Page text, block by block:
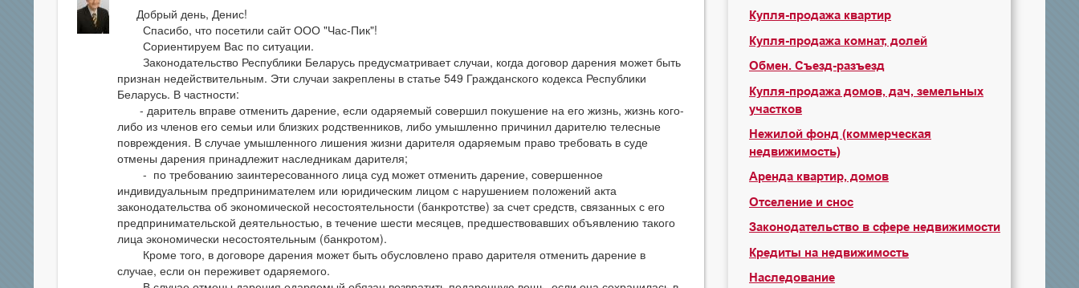
Добрый день, Денис!
Спасибо, что посетили сайт ООО "Час-Пик"!
Сориентируем Вас по ситуации.
Законодательство Республики Беларусь предусматривает случаи, когда договор дарения может быть
признан недействительным. Эти случаи закреплены в статье 549 Гражданского кодекса Республики
Беларусь. В частности:
- даритель вправе отменить дарение, если одаряемый совершил покушение на его жизнь, жизнь кого-
либо из членов его семьи или близких родственников, либо умышленно причинил дарителю телесные
повреждения. В случае умышленного лишения жизни дарителя одаряемым право требовать в суде
отмены дарения принадлежит наследникам дарителя;
- по требованию заинтересованного лица суд может отменить дарение, совершенное
индивидуальным предпринимателем или юридическим лицом с нарушением положений акта
законодательства об экономической несостоятельности (банкротстве) за счет средств, связанных с его
предпринимательской деятельностью, в течение шести месяцев, предшествовавших объявлению такого
лица экономически несостоятельным (банкротом).
Кроме того, в договоре дарения может быть обусловлено право дарителя отменить дарение в
случае, если он переживет одаряемого.
Купля-продажа квартир
Купля-продажа комнат, долей
Обмен. Съезд-разъезд
Купля-продажа домов, дач, земельных
участков
Нежилой фонд (коммерческая
недвижимость)
Аренда квартир, домов
Отселение и снос
Законодательство в сфере недвижимости
Кредиты на недвижимость
Наследование